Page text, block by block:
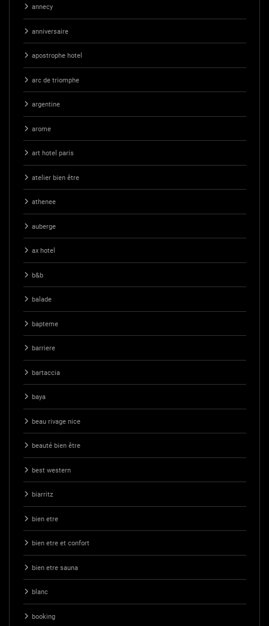
annecy
anniversaire
apostrophe hotel
arc de triomphe
argentine
arome
art hotel paris
atelier bien être
athenee
auberge
ax hotel
b&b
balade
bapteme
barriere
bartaccia
baya
beau rivage nice
beauté bien être
best western
biarritz
bien etre
bien etre et confort
bien etre sauna
blanc
booking